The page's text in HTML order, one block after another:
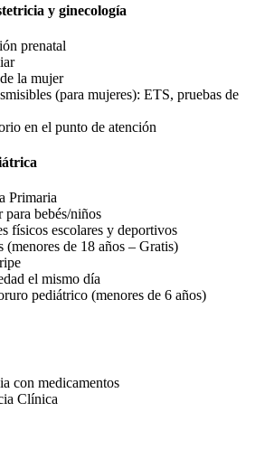
y ginecología
prenatal
la mujer
(para mujeres): ETS, pruebas de
en el punto de atención
Primaria
para bebés/niños
físicos escolares y deportivos
(menores de 18 años – Gratis)
el mismo día
pediátrico (menores de 6 años)
con medicamentos
Clínica